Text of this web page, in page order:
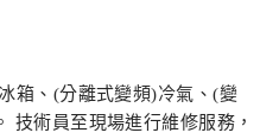
箱、(分離式變頻)冷氣、(變
技術員至現場進行維修服務，